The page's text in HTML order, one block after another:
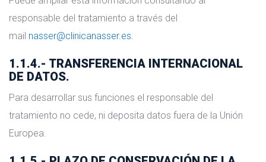
responsable del tratamiento a través del
mail nasser@clinicanasser.es.
1.1.4.- TRANSFERENCIA INTERNACIONAL
DE DATOS.
Para desarrollar sus funciones el responsable del
tratamiento no cede, ni deposita datos fuera de la Unión
Europea.